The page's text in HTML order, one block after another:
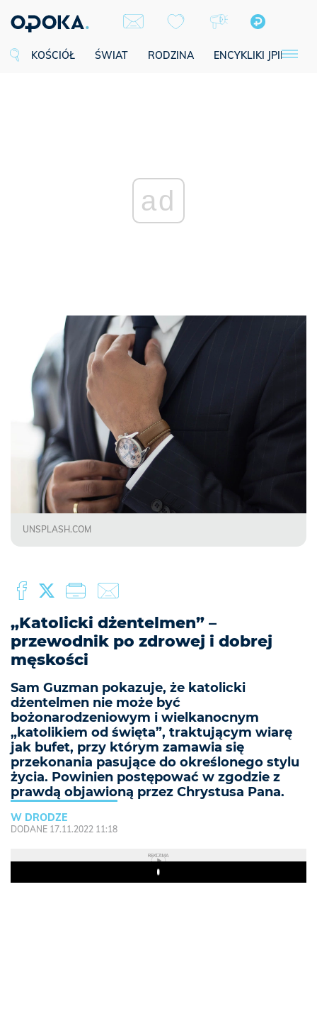
KOŚCIÓŁ ŚWIAT RODZINA ENCYKLIKI JPII
ad
UNSPLASH.COM
„Katolicki dżentelmen” –
przewodnik po zdrowej i dobrej
męskości
Sam Guzman pokazuje, że katolicki
dżentelmen nie może być
bożonarodzeniowym i wielkanocnym
„katolikiem od święta”, traktującym wiarę
jak bufet, przy którym zamawia się
przekonania pasujące do określonego stylu
życia. Powinien postępować w zgodzie z
prawdą objawioną przez Chrystusa Pana.
W DRODZE
DODANE 17.11.2022 11:18
REKLAMA
Play